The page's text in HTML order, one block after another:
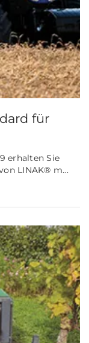
für
erhalten Sie
LINAK® m...